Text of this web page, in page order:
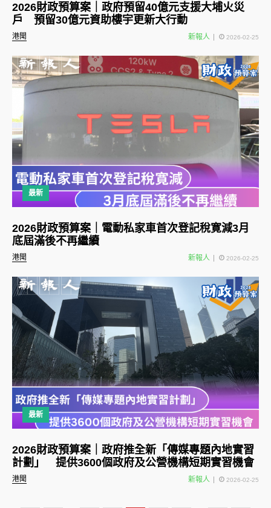
港聞
2026財政預算案｜政府預留40億元支援大埔火災
戶 預留30億元資助樓宇更新大行動
新報人 2026-02-25
最新
港聞
2026財政預算案｜電動私家車首次登記稅寛減3月
底屆滿後不再繼續
新報人 2026-02-25
最新
港聞
2026財政預算案｜政府推全新「傳媒專題內地實習
計劃」 提供3600個政府及公營機構短期實習機會
新報人 2026-02-25